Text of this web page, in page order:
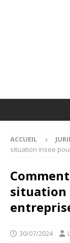
ACCUEIL
situation insee
situation
30/07/2024